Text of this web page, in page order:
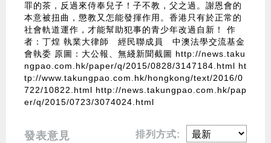
罪的茶，反過來侍奉兒子！子不教，父之過。謝恩會的
本意被扭曲，懲教又怎能發揮作用。香港只有於正常的
社會軌道運作，才能幫助犯事的青少年改過自新！ 作
者：丁煌 執業大律師 經民聯成員 中澳法學交流基金
會執委 原圖：大公報、無綫新聞截圖 http://news.taku
ngpao.com.hk/paper/q/2015/0828/3147184.html ht
tp://www.takungpao.com.hk/hongkong/text/2016/0
722/10822.html http://news.takungpao.com.hk/pap
er/q/2015/0723/3074024.html
發表意見 排列方式: